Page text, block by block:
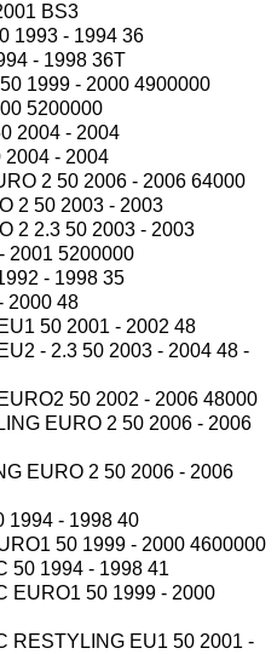
BS3
1993 - 1994 36
- 1998 36T
1999 - 2000 4900000
5200000
2004 - 2004
2004 - 2004
2 50 2006 - 2006 64000
2 50 2003 - 2003
2 2.3 50 2003 - 2003
2001 5200000
- 1998 35
2000 48
50 2001 - 2002 48
- 2.3 50 2003 - 2004 48 -
50 2002 - 2006 48000
EURO 2 50 2006 - 2006
EURO 2 50 2006 - 2006
1994 - 1998 40
50 1999 - 2000 4600000
50 1994 - 1998 41
EURO1 50 1999 - 2000
RESTYLING EU1 50 2001 -